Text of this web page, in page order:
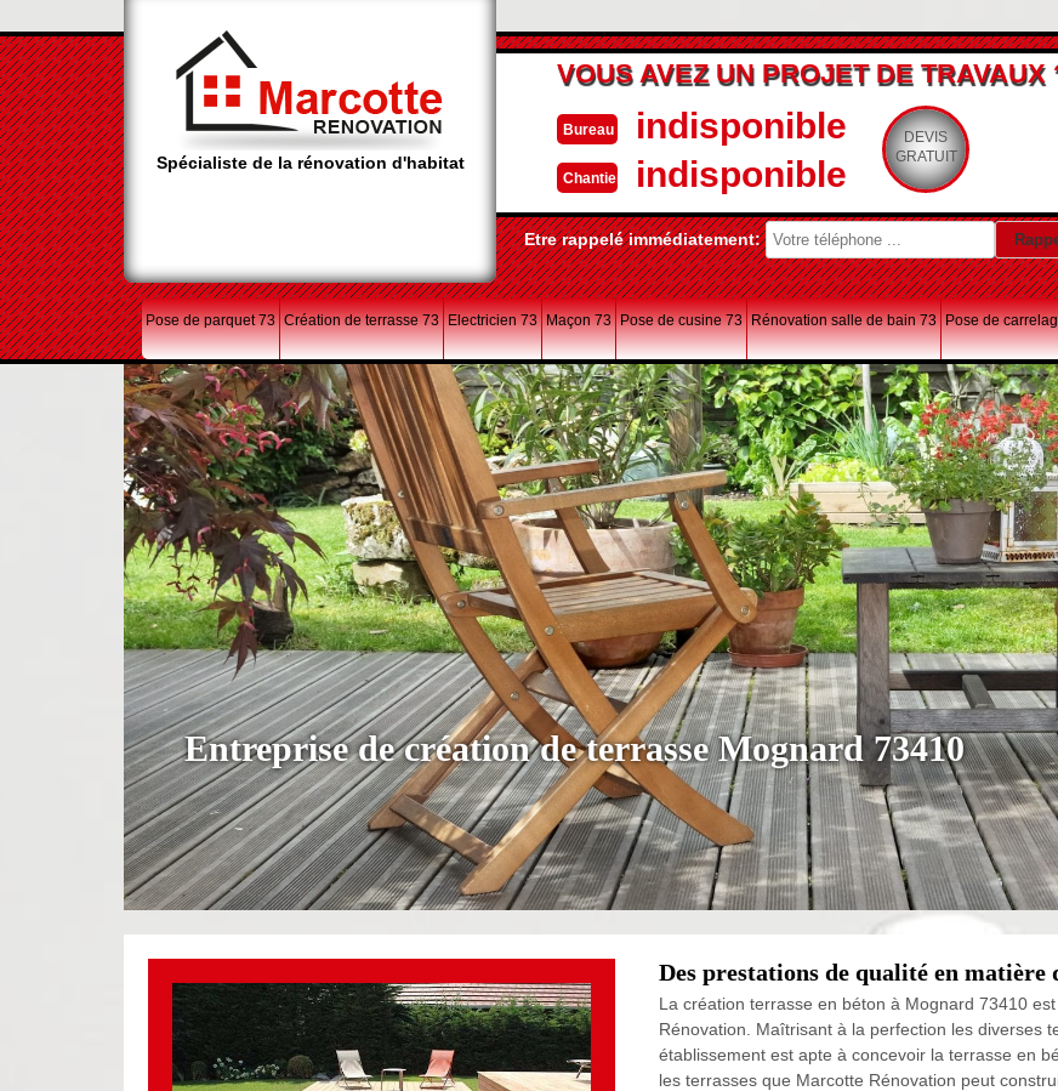
Spécialiste de la rénovation d'habitat
VOUS AVEZ UN PROJET DE TRAVAUX
Bureau indisponible
Chantier indisponible
DEVIS
GRATUIT
Etre rappelé immédiatement:
Pose de parquet 73 Création de terrasse 73 Electricien 73 Maçon 73 Pose de cusine 73 Rénovation salle de bain 73 Pose de
Entreprise de création de terrasse Mognard 73410
Des prestations de qualité en matière
La création terrasse en béton à Mognard 73410
Rénovation. Maîtrisant à la perfection les diverses
établissement est apte à concevoir la terrasse en
les terrasses que Marcotte Rénovation peut